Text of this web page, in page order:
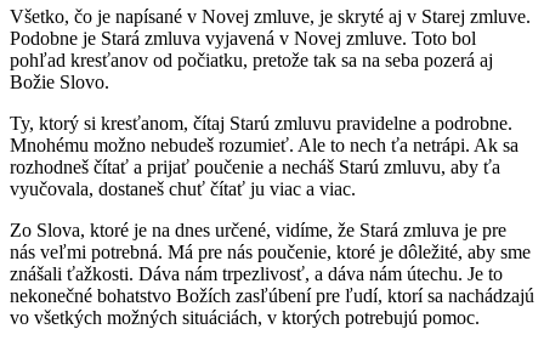
Všetko, čo je napísané v Novej zmluve, je skryté aj v Starej zmluve.
Podobne je Stará zmluva vyjavená v Novej zmluve. Toto bol
pohľad kresťanov od počiatku, pretože tak sa na seba pozerá aj
Božie Slovo.
Ty, ktorý si kresťanom, čítaj Starú zmluvu pravidelne a podrobne.
Mnohému možno nebudeš rozumieť. Ale to nech ťa netrápi. Ak sa
rozhodneš čítať a prijať poučenie a necháš Starú zmluvu, aby ťa
vyučovala, dostaneš chuť čítať ju viac a viac.
Zo Slova, ktoré je na dnes určené, vidíme, že Stará zmluva je pre
nás veľmi potrebná. Má pre nás poučenie, ktoré je dôležité, aby sme
znášali ťažkosti. Dáva nám trpezlivosť, a dáva nám útechu. Je to
nekonečné bohatstvo Božích zasľúbení pre ľudí, ktorí sa nachádzajú
vo všetkých možných situáciách, v ktorých potrebujú pomoc.